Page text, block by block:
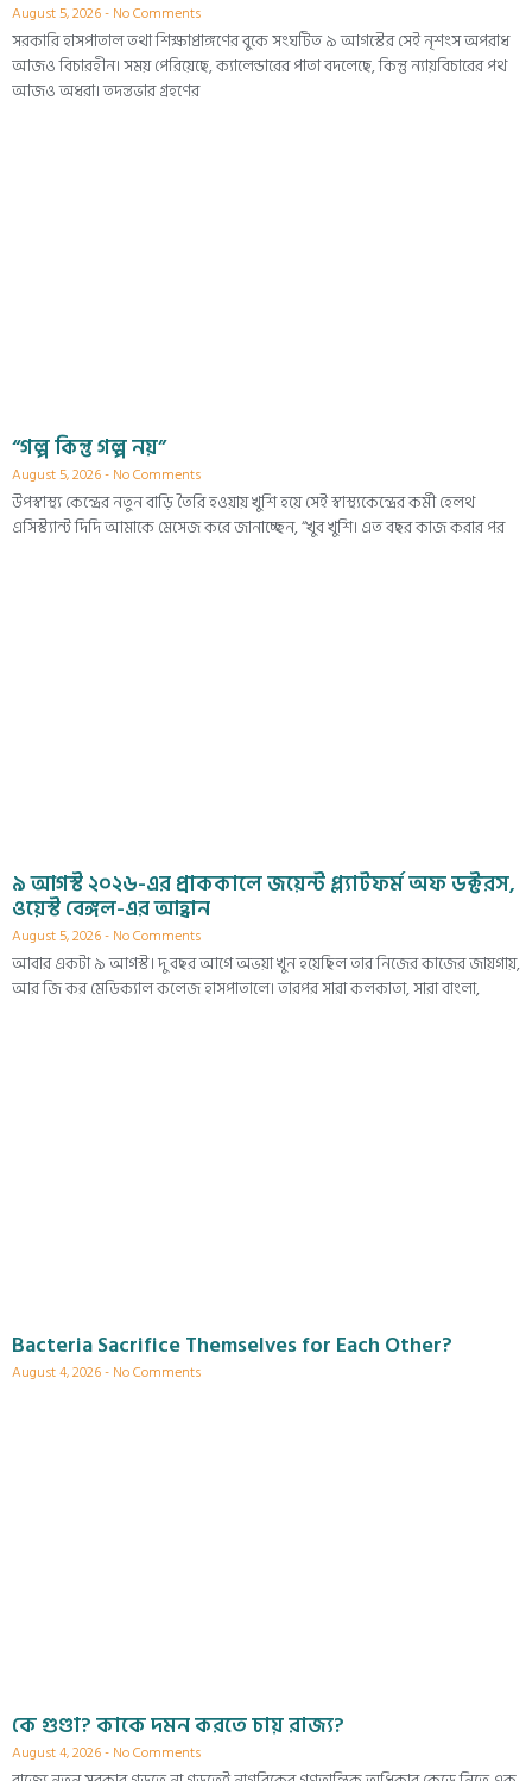
August 5, 2026 No Comments
সরকারি হাসপাতাল তথা শিক্ষাপ্রাঙ্গণের বুকে সংঘটিত ৯ আগস্টের সেই নৃশংস অপরাধ
আজও বিচারহীন। সময় পেরিয়েছে, ক্যালেন্ডারের পাতা বদলেছে, কিন্তু ন্যায়বিচারের পথ
আজও অধরা। তদন্তভার গ্রহণের
“গল্প কিন্তু গল্প নয়”
August 5, 2026 No Comments
উপস্বাস্থ্য কেন্দ্রের নতুন বাড়ি তৈরি হওয়ায় খুশি হয়ে সেই স্বাস্থ্যকেন্দ্রের কর্মী হেলথ
এসিস্ট্যান্ট দিদি আমাকে মেসেজ করে জানাচ্ছেন, “খুব খুশি। এত বছর কাজ করার পর
৯ আগস্ট ২০২৬-এর প্রাককালে জয়েন্ট প্ল্যাটফর্ম অফ ডক্টরস,
ওয়েস্ট বেঙ্গল-এর আহ্বান
August 5, 2026 No Comments
আবার একটা ৯ আগস্ট। দু বছর আগে অভয়া খুন হয়েছিল তার নিজের কাজের জায়গায়,
আর জি কর মেডিক্যাল কলেজ হাসপাতালে। তারপর সারা কলকাতা, সারা বাংলা,
Bacteria Sacrifice Themselves for Each Other?
August 4, 2026 No Comments
কে গুণ্ডা? কাকে দমন করতে চায় রাজ্য?
August 4, 2026 No Comments